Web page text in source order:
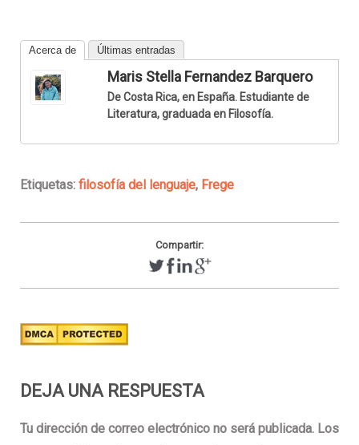
Acerca de Últimas entradas
Maris Stella Fernandez Barquero
De Costa Rica, en España. Estudiante de
Literatura, graduada en Filosofía.
Etiquetas: filosofía del lenguaje, Frege
Compartir:
DEJA UNA RESPUESTA
Tu dirección de correo electrónico no será publicada. Los